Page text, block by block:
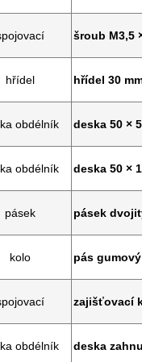
šroub M3,5
hřídel hřídel 30
obdélník deska 50 ×
obdélník deska 50 ×
pásek pásek
kolo pás gumový
zajišťovací
obdélník deska